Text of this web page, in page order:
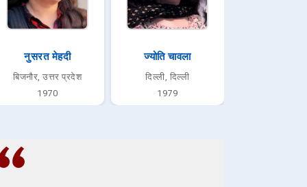
नुसरत मेहदी
बिजनौर, उत्तर प्रदेश
1970
ज्योति चावला
दिल्ली, दिल्ली
1979